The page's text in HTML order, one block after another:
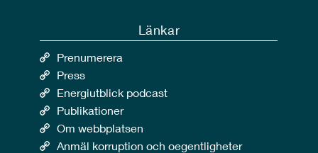
Länkar
Prenumerera
Press
Energiutblick podcast
Publikationer
Om webbplatsen
Anmäl korruption och oegentligheter